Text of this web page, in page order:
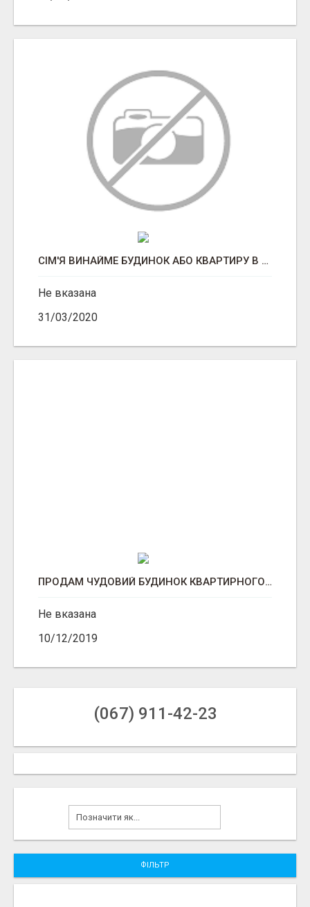
СІМ'Я ВИНАЙМЕ БУДИНОК АБО КВАРТИРУ В СМТ.ВЕНДИЧАНИ.
Не вказана
31/03/2020
ПРОДАМ ЧУДОВИЙ БУДИНОК КВАРТИРНОГО ТИПУ.
Не вказана
10/12/2019
(067) 911-42-23
ФІЛЬТР